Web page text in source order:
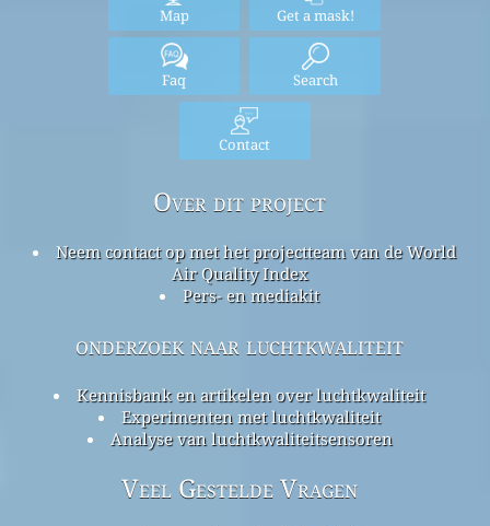
Map Get a mask!
Faq Search
Contact
Over dit project
Neem contact op met het projectteam van de World
Air Quality Index
Pers- en mediakit
onderzoek naar luchtkwaliteit
Kennisbank en artikelen over luchtkwaliteit
Experimenten met luchtkwaliteit
Analyse van luchtkwaliteitsensoren
Veel Gestelde Vragen